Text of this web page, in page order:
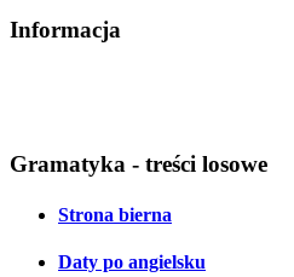
Informacja
Gramatyka - treści losowe
Strona bierna
Daty po angielsku